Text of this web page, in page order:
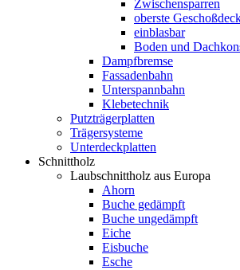
Zwischensparren
oberste
einblasbar
Boden und
Dampfbremse
Fassadenbahn
Unterspannbahn
Klebetechnik
Putzträgerplatten
Trägersysteme
Unterdeckplatten
Schnittholz
Laubschnittholz aus Europa
Ahorn
Buche gedämpft
Buche ungedämpft
Eiche
Eisbuche
Esche